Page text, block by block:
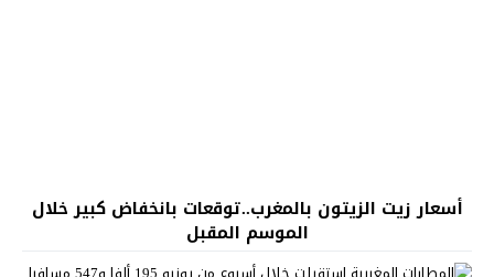
أسعار زيت الزيتون بالمغرب..توقعات بانخفاض كبير خلال
الموسم المقبل